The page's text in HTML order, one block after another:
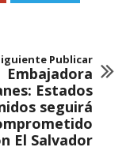
Publicar
Embajadora
Estados
seguirá
El Salvador